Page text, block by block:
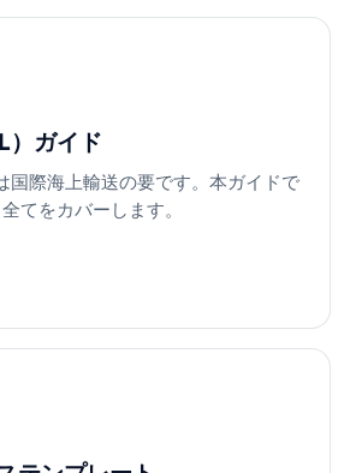
）ガイド
国際海上輸送の要です。本ガイドで
てをカバーします。